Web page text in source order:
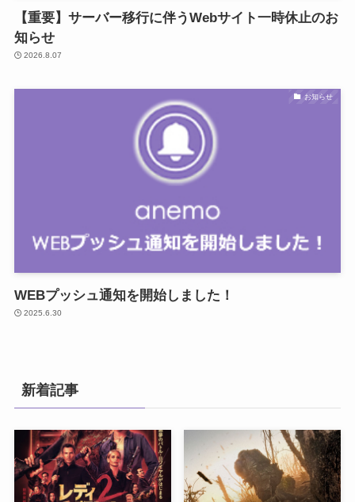
【重要】サーバー移行に伴うWebサイト一時休止のお
知らせ
2026.8.07
お知らせ
WEBプッシュ通知を開始しました！
2025.6.30
新着記事